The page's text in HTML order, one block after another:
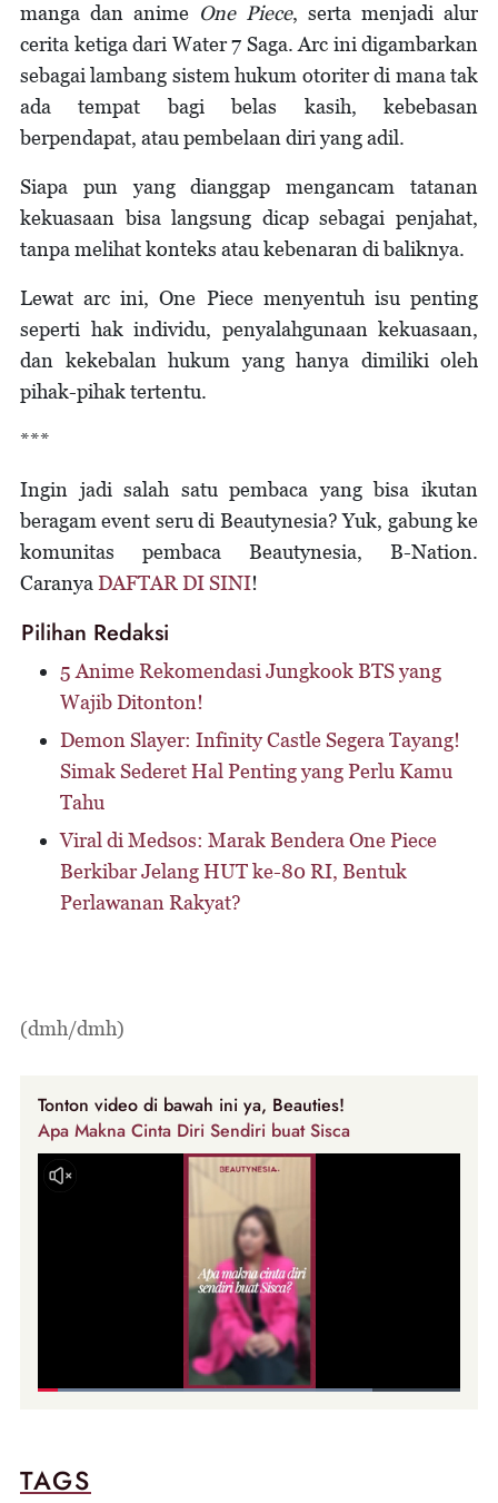
manga dan anime One Piece, serta menjadi alur
cerita ketiga dari Water 7 Saga. Arc ini digambarkan
sebagai lambang sistem hukum otoriter di mana tak
ada tempat bagi belas kasih, kebebasan
berpendapat, atau pembelaan diri yang adil.
Siapa pun yang dianggap mengancam tatanan
kekuasaan bisa langsung dicap sebagai penjahat,
tanpa melihat konteks atau kebenaran di baliknya.
Lewat arc ini, One Piece menyentuh isu penting
seperti hak individu, penyalahgunaan kekuasaan,
dan kekebalan hukum yang hanya dimiliki oleh
pihak-pihak tertentu.
***
Ingin jadi salah satu pembaca yang bisa ikutan
beragam event seru di Beautynesia? Yuk, gabung ke
komunitas pembaca Beautynesia, B-Nation.
CaranyaDAFTAR DI SINI!
Pilihan Redaksi
5 Anime Rekomendasi Jungkook BTS yang
Wajib Ditonton!
Demon Slayer: Infinity Castle Segera Tayang!
Simak Sederet Hal Penting yang Perlu Kamu
Tahu
Viral di Medsos: Marak Bendera One Piece
Berkibar Jelang HUT ke-80 RI, Bentuk
Perlawanan Rakyat?
(dmh/dmh)
Tonton video di bawah ini ya, Beauties!
Apa Makna Cinta Diri Sendiri buat Sisca
TAGS